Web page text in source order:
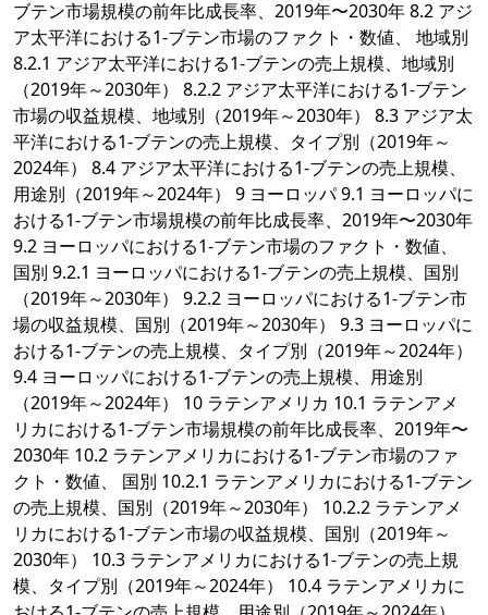
ブテン市場規模の前年比成長率、2019年〜2030年 8.2 アジ
ア太平洋における1-ブテン市場のファクト・数値、 地域別
8.2.1 アジア太平洋における1-ブテンの売上規模、地域別
（2019年～2030年） 8.2.2 アジア太平洋における1-ブテン
市場の収益規模、地域別（2019年～2030年） 8.3 アジア太
平洋における1-ブテンの売上規模、タイプ別（2019年～
2024年） 8.4 アジア太平洋における1-ブテンの売上規模、
用途別（2019年～2024年） 9 ヨーロッパ 9.1 ヨーロッパに
おける1-ブテン市場規模の前年比成長率、2019年〜2030年
9.2 ヨーロッパにおける1-ブテン市場のファクト・数値、
国別 9.2.1 ヨーロッパにおける1-ブテンの売上規模、国別
（2019年～2030年） 9.2.2 ヨーロッパにおける1-ブテン市
場の収益規模、国別（2019年～2030年） 9.3 ヨーロッパに
おける1-ブテンの売上規模、タイプ別（2019年～2024年）
9.4 ヨーロッパにおける1-ブテンの売上規模、用途別
（2019年～2024年） 10 ラテンアメリカ 10.1 ラテンアメ
リカにおける1-ブテン市場規模の前年比成長率、2019年〜
2030年 10.2 ラテンアメリカにおける1-ブテン市場のファ
クト・数値、 国別 10.2.1 ラテンアメリカにおける1-ブテン
の売上規模、国別（2019年～2030年） 10.2.2 ラテンアメ
リカにおける1-ブテン市場の収益規模、国別（2019年～
2030年） 10.3 ラテンアメリカにおける1-ブテンの売上規
模、タイプ別（2019年～2024年） 10.4 ラテンアメリカに